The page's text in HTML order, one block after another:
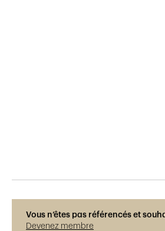
Vous n’êtes pas référencés et
Devenez membre